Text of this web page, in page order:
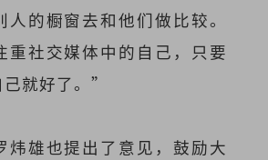
人的橱窗去和他们做比较。
重社交媒体中的自己，只要
就好了。”
炜雄也提出了意见，鼓励大